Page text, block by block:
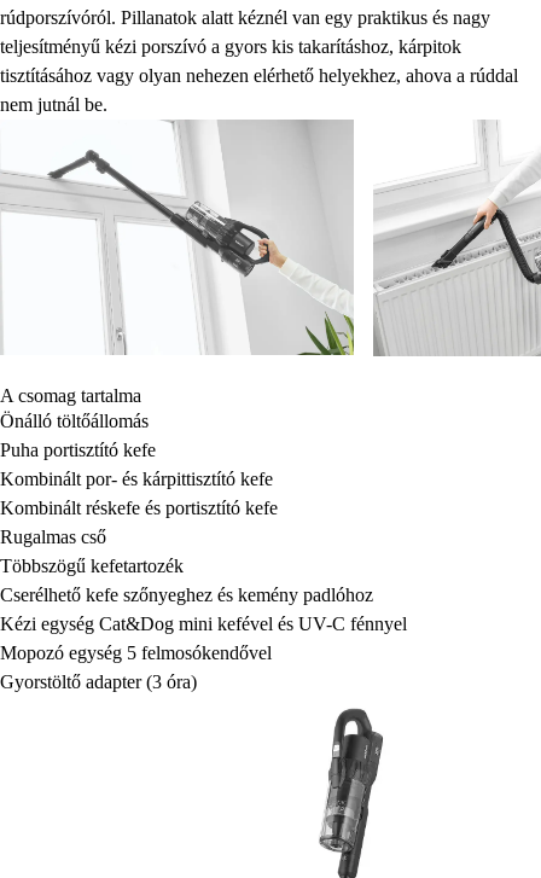
rúdporszívóról. Pillanatok alatt kéznél van egy praktikus és nagy
teljesítményű kézi porszívó a gyors kis takarításhoz, kárpitok
tisztításához vagy olyan nehezen elérhető helyekhez, ahova a rúddal
nem jutnál be.
A csomag tartalma
Önálló töltőállomás
Puha portisztító kefe
Kombinált por- és kárpittisztító kefe
Kombinált réskefe és portisztító kefe
Rugalmas cső
Többszögű kefetartozék
Cserélhető kefe szőnyeghez és kemény padlóhoz
Kézi egység Cat&Dog mini kefével és UV-C fénnyel
Mopozó egység 5 felmosókendővel
Gyorstöltő adapter (3 óra)